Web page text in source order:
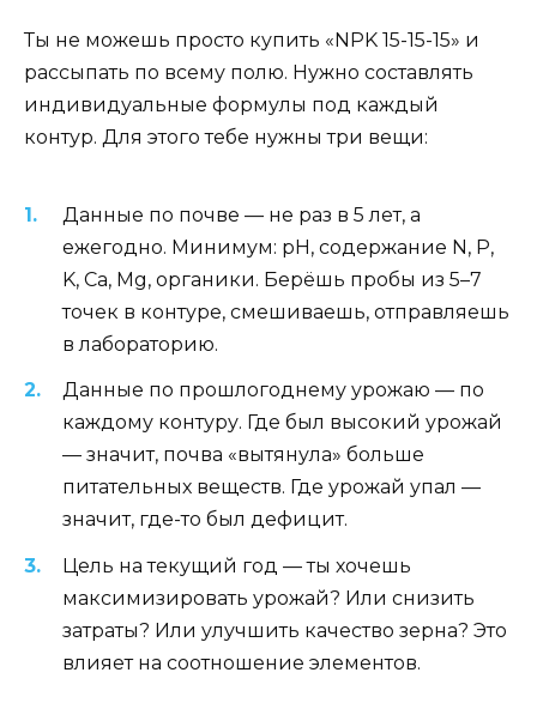
Ты не можешь просто купить «NPK 15-15-15» и
рассыпать по всему полю. Нужно составлять
индивидуальные формулы под каждый
контур. Для этого тебе нужны три вещи:
Данные по почве — не раз в 5 лет, а
ежегодно. Минимум: pH, содержание N, P,
K, Ca, Mg, органики. Берёшь пробы из 5–7
точек в контуре, смешиваешь, отправляешь
в лабораторию.
Данные по прошлогоднему урожаю — по
каждому контуру. Где был высокий урожай
— значит, почва «вытянула» больше
питательных веществ. Где урожай упал —
значит, где-то был дефицит.
Цель на текущий год — ты хочешь
максимизировать урожай? Или снизить
затраты? Или улучшить качество зерна? Это
влияет на соотношение элементов.